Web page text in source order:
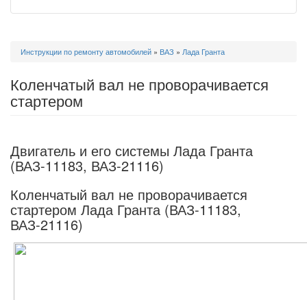
Вы
Инструкции по ремонту автомобилей » ВАЗ » Лада Гранта
Коленчатый вал не проворачивается
стартером
Двигатель и его системы Лада Гранта
(ВАЗ-11183, ВАЗ-21116)
Коленчатый вал не проворачивается
стартером Лада Гранта (ВАЗ-11183,
ВАЗ-21116)